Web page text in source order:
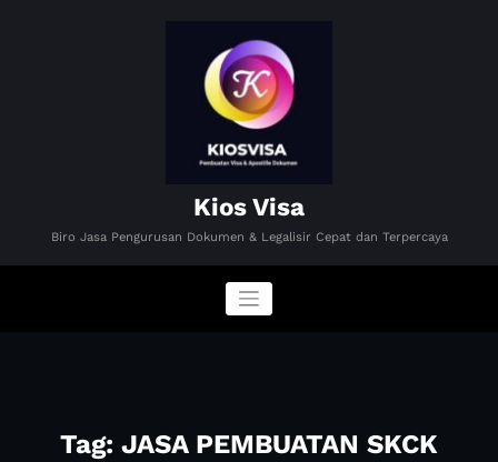
Kios Visa
Biro Jasa Pengurusan Dokumen & Legalisir Cepat dan Terpercaya
Tag: JASA PEMBUATAN SKCK